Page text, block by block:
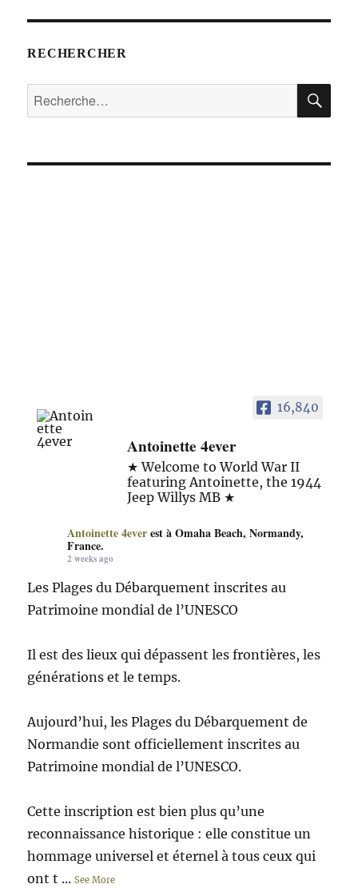
RECHERCHER
Recherche
pour :
16,840
Antoinette 4ever
★ Welcome to World War II
featuring Antoinette, the 1944
Jeep Willys MB ★
Antoinette 4ever est à Omaha Beach, Normandy,
France.
2 weeks ago
Les Plages du Débarquement inscrites au
Patrimoine mondial de l’UNESCO
Il est des lieux qui dépassent les frontières, les
générations et le temps.
Aujourd’hui, les Plages du Débarquement de
Normandie sont officiellement inscrites au
Patrimoine mondial de l’UNESCO.
Cette inscription est bien plus qu’une
reconnaissance historique : elle constitue un
hommage universel et éternel à tous ceux qui
ont t ...See More